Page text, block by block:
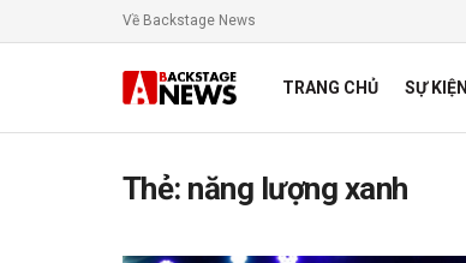
Về Backstage News
TRANG CHỦ SỰ KIỆN
Thẻ: năng lượng xanh